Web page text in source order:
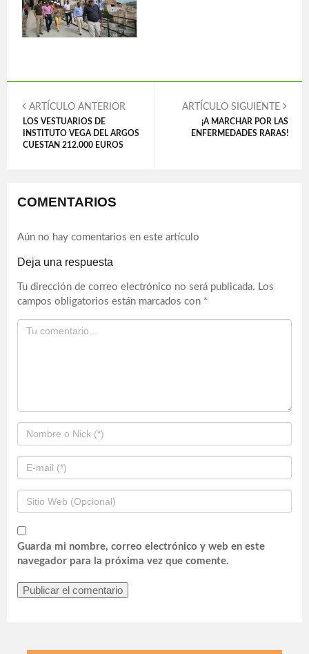
ARTÍCULO ANTERIOR
LOS VESTUARIOS DE
INSTITUTO VEGA DEL ARGOS
CUESTAN 212.000 EUROS
ARTÍCULO SIGUIENTE
¡A MARCHAR POR LAS
ENFERMEDADES RARAS!
COMENTARIOS
Aún no hay comentarios en este artículo
Deja una respuesta
Tu dirección de correo electrónico no será publicada. Los
campos obligatorios están marcados con *
Guarda mi nombre, correo electrónico y web en este
navegador para la próxima vez que comente.